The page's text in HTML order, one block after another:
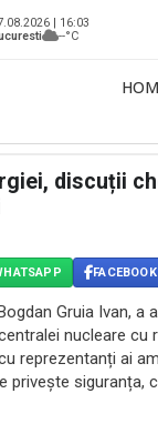
| 16:03
--°C
discuții
FACEBOOK
Gruia Ivan,
nucleare cu
reprezentanți ai
privește siguranța,